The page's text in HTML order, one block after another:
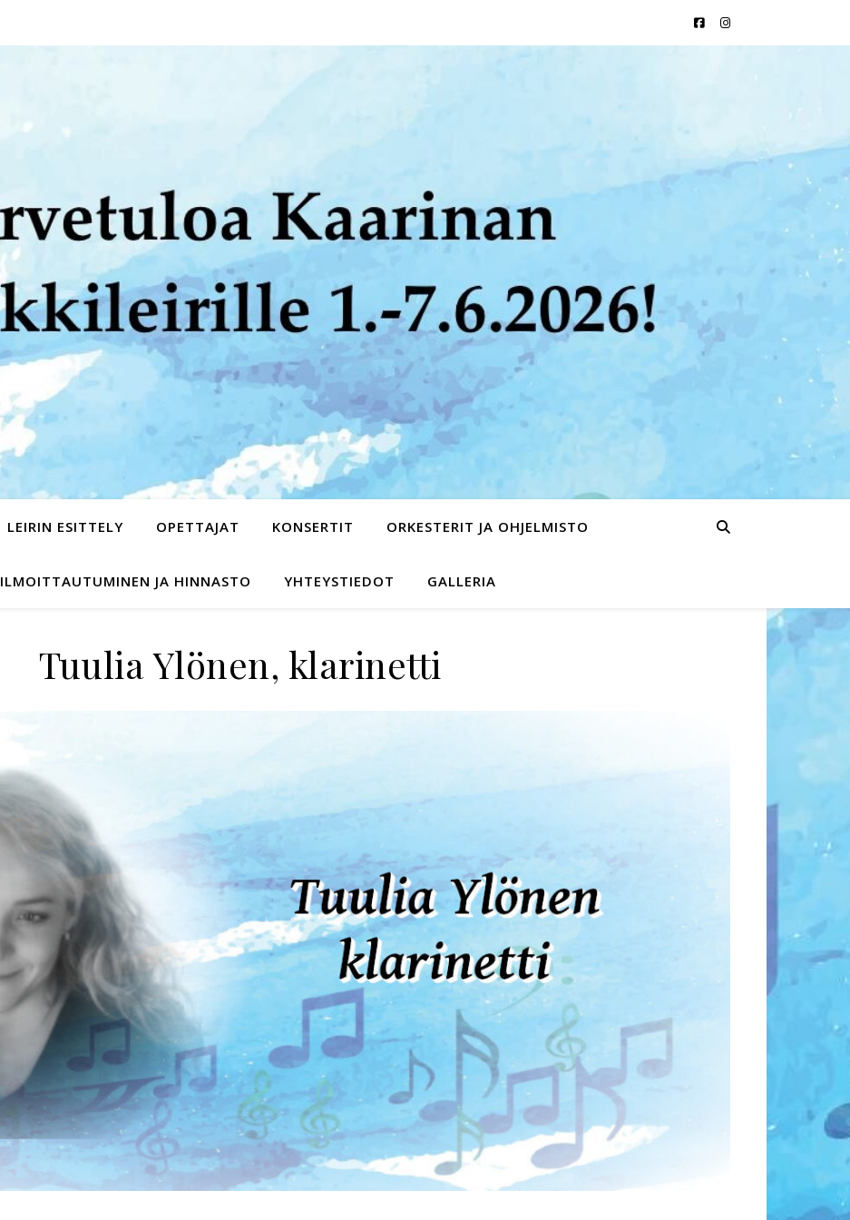
LEIRIN ESITTELY OPETTAJAT KONSERTIT ORKESTERIT JA OHJELMISTO
ILMOITTAUTUMINEN JA HINNASTO YHTEYSTIEDOT GALLERIA
Tuulia Ylönen, klarinetti